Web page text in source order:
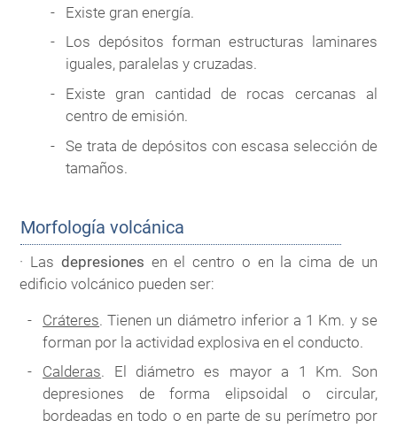
Existe gran energía.
Los depósitos forman estructuras laminares
iguales, paralelas y cruzadas.
Existe gran cantidad de rocas cercanas al
centro de emisión.
Se trata de depósitos con escasa selección de
tamaños.
Morfología volcánica
· Las depresiones en el centro o en la cima de un
edificio volcánico pueden ser:
Cráteres. Tienen un diámetro inferior a 1 Km. y se
forman por la actividad explosiva en el conducto.
Calderas. El diámetro es mayor a 1 Km. Son
depresiones de forma elipsoidal o circular,
bordeadas en todo o en parte de su perímetro por